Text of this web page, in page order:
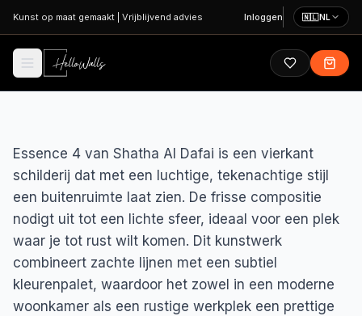
Ga naar hoofdinhoud
Kunst op maat gemaakt Vrijblijvend advies Inloggen 🇳🇱NL
Essence 4 van Shatha Al Dafai is een vierkant
schilderij dat met een luchtige, tekenachtige stijl
een buitenruimte laat zien. De frisse compositie
nodigt uit tot een lichte sfeer, ideaal voor een plek
waar je tot rust wilt komen. Dit kunstwerk
combineert zachte lijnen met een subtiel
kleurenpalet, waardoor het zowel in een moderne
woonkamer als een rustige werkplek een prettige